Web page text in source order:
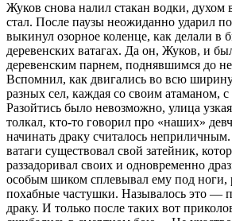
Жуков снова налил стакан водки, духом
стал. После паузы неожиданно ударил
выкинул озорное коленце, как делали в
деревенских ватагах. Да он, Жуков, и
деревенским парнем, поднявшимся до
Вспомнил, как двигались во всю
разных сел, каждая со своим атаманом,
Разойтись было невозможно, улица
толкал, кто-то говорил про «наших»
начинать драку считалось
ватаги существовал свой затейник,
раззадоривал своих и одновременно
особым шиком сплевывал ему под ноги,
похабные частушки. Называлось это —
драку. И только после таких вот